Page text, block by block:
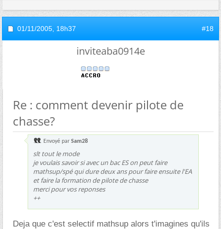
01/11/2005, 18h37 #18
inviteaba0914e
Re : comment devenir pilote de
chasse?
Envoyé par Sam28
slt tout le mode
je voulais savoir si avec un bac ES on peut faire
mathsup/spé qui dure deux ans pour faire ensuite l'EA
et faire la formation de pilote de chasse
merci pour vos reponses
++
Deja que c'est selectif mathsup alors t'imagines qu'ils